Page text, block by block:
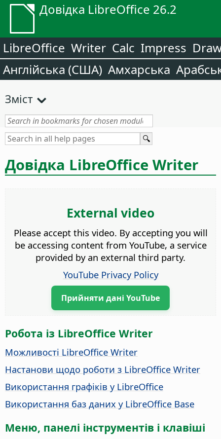
Довідка LibreOffice 26.2
LibreOffice Writer Calc Impress
Англійська (США) Амхарська
Зміст
Довідка LibreOffice Writer
External video
Please accept this video. By accepting you will
be accessing content from YouTube, a service
provided by an external third party.
YouTube Privacy Policy
Прийняти дані YouTube
Робота із LibreOffice Writer
Можливості LibreOffice Writer
Настанови щодо роботи з LibreOffice Writer
Використання графіків у LibreOffice
Використання баз даних у LibreOffice Base
Меню, панелі інструментів і клавіші